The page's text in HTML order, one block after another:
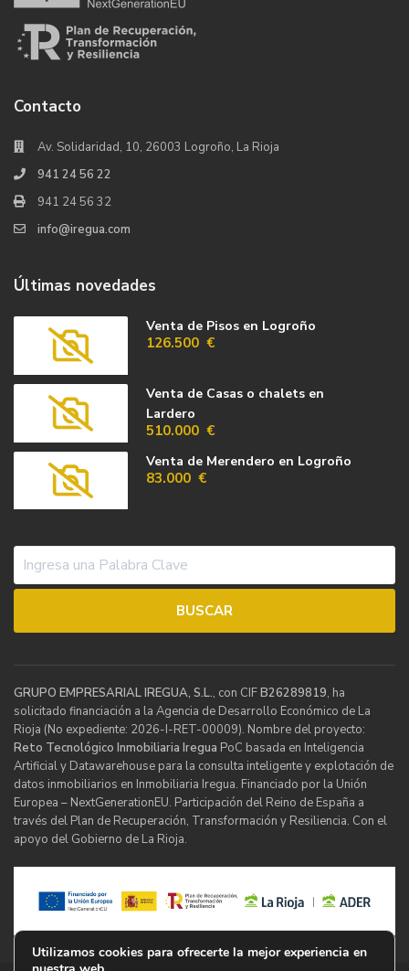
Contacto
Av. Solidaridad, 10, 26003 Logroño, La Rioja
941 24 56 22
941 24 56 32
info@iregua.com
Últimas novedades
Venta de Pisos en Logroño
126.500 €
Venta de Casas o chalets en
Lardero
510.000 €
Venta de Merendero en Logroño
83.000 €
GRUPO EMPRESARIAL IREGUA, S.L., con CIFB26289819, ha
solicitado financiación a la Agencia de Desarrollo Económico de La
Rioja (No expediente: 2026-I-RET-00009). Nombre del proyecto:
Reto Tecnológico Inmobiliaria Iregua PoC basada en Inteligencia
Artificial y Datawarehouse para la consulta inteligente y explotación de
datos inmobiliarios en Inmobiliaria Iregua. Financiado por la Unión
Europea – NextGenerationEU. Participación del Reino de España a
través del Plan de Recuperación, Transformación y Resiliencia. Con el
apoyo del Gobierno de La Rioja.
Utilizamos cookies para ofrecerte la mejor experiencia en